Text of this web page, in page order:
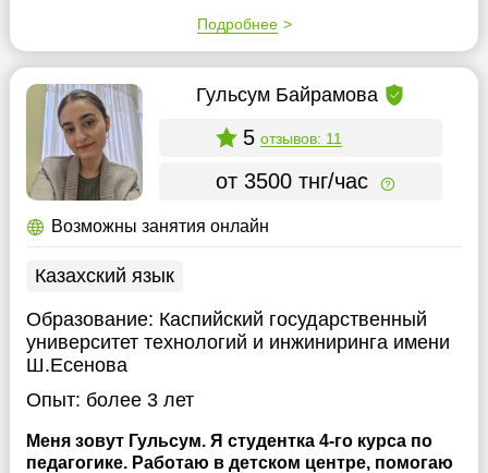
Подробнее
Гульсум Байрамова
5 отзывов: 11
от 3500 тнг/час
Возможны занятия онлайн
Казахский язык
Образование: Каспийский государственный
университет технологий и инжиниринга имени
Ш.Есенова
Опыт: более 3 лет
Меня зовут Гульсум. Я студентка 4-го курса по
педагогике. Работаю в детском центре, помогаю